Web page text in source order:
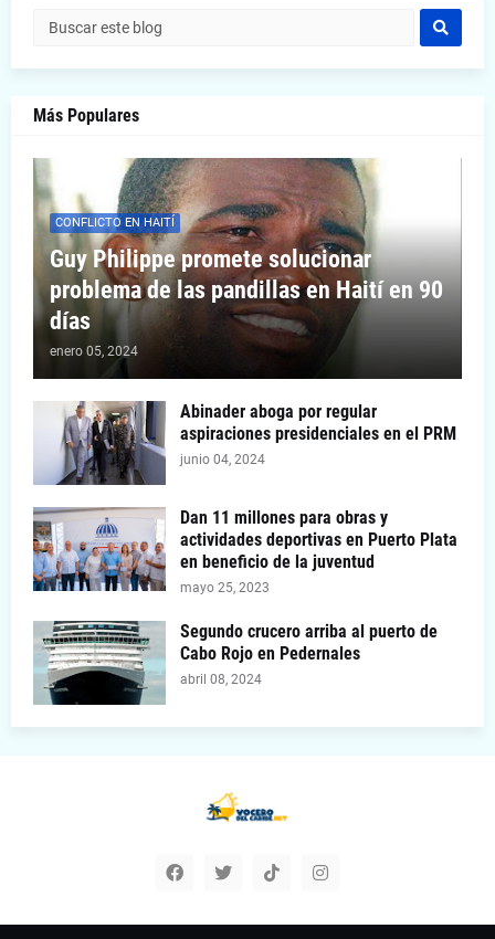
Más Populares
CONFLICTO EN HAITÍ
Guy Philippe promete solucionar
problema de las pandillas en Haití en 90
días
enero 05, 2024
Abinader aboga por regular
aspiraciones presidenciales en el PRM
junio 04, 2024
Dan 11 millones para obras y
actividades deportivas en Puerto Plata
en beneficio de la juventud
mayo 25, 2023
Segundo crucero arriba al puerto de
Cabo Rojo en Pedernales
abril 08, 2024